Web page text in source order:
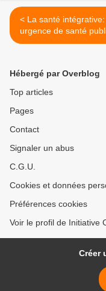
< La santé intégrative: une
urgence de santé
sous peine de faire
Hébergé par Overblog
Top articles
Pages
Contact
Signaler un abus
C.G.U.
Cookies et données
Préférences cookies
Voir le profil de Initiative
Créer